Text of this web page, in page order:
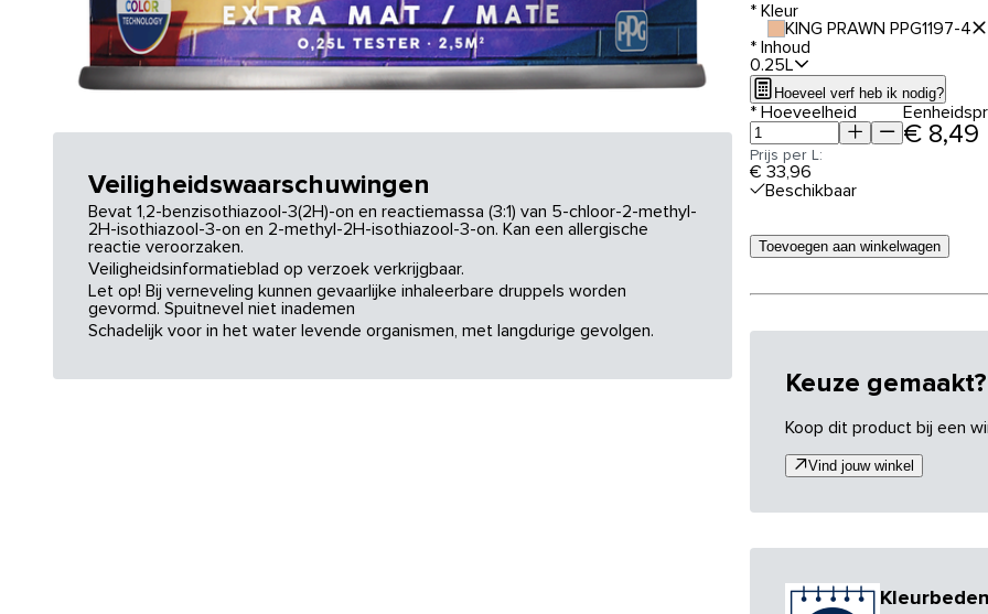
Veiligheidswaarschuwingen
Bevat 1,2-benzisothiazool-3(2H)-on en reactiemassa (3:1) van 5-chloor-2-methyl-
2H-isothiazool-3-on en 2-methyl-2H-isothiazool-3-on. Kan een allergische
reactie veroorzaken.
Veiligheidsinformatieblad op verzoek verkrijgbaar.
Let op! Bij verneveling kunnen gevaarlijke inhaleerbare druppels worden
gevormd. Spuitnevel niet inademen
Schadelijk voor in het water levende organismen, met langdurige gevolgen.
* Kleur
KING PRAWN PPG1197-4
* Inhoud
0.25L
Hoeveel verf heb ik nodig?
* Hoeveelheid
€ 8,49
Prijs per L:
€ 33,96
Beschikbaar
Toevoegen aan winkelwagen
Keuze gemaakt?
Koop dit product bij een
Vind jouw winkel